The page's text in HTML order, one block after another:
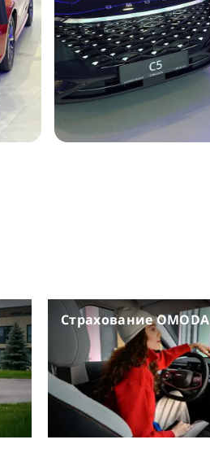
Страхование OMODA